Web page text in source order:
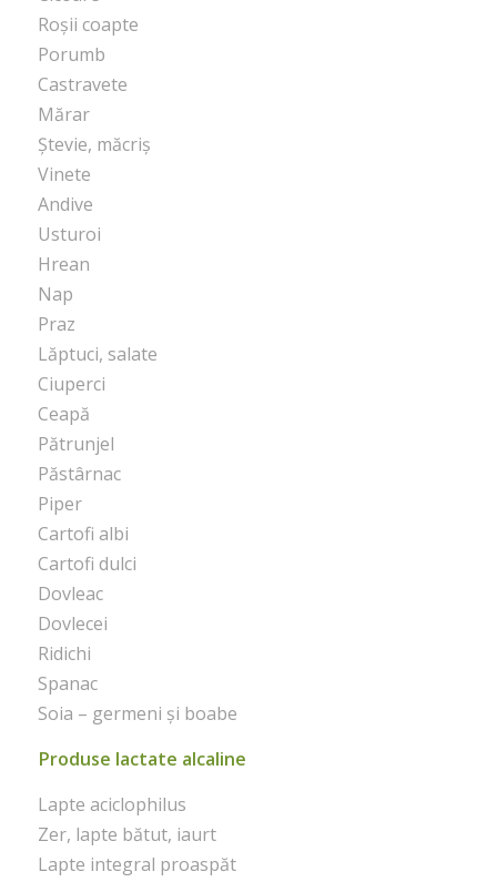
Roșii coapte
Porumb
Castravete
Mărar
Ștevie, măcriș
Vinete
Andive
Usturoi
Hrean
Nap
Praz
Lăptuci, salate
Ciuperci
Ceapă
Pătrunjel
Păstârnac
Piper
Cartofi albi
Cartofi dulci
Dovleac
Dovlecei
Ridichi
Spanac
Soia – germeni și boabe
Produse lactate alcaline
Lapte aciclophilus
Zer, lapte bătut, iaurt
Lapte integral proaspăt